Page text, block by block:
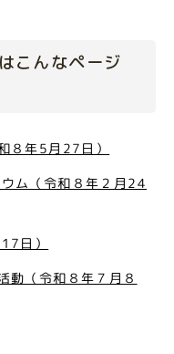
こんなページ
８年5月27日）
ム（令和８年２月24
日）
動（令和８年７月８